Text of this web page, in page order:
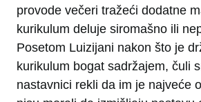
provode večeri tražeći dodatne
kurikulum deluje siromašno ili
Posetom Luizijani nakon što je
kurikulum bogat sadržajem, čuli
nastavnici rekli da im je najveće